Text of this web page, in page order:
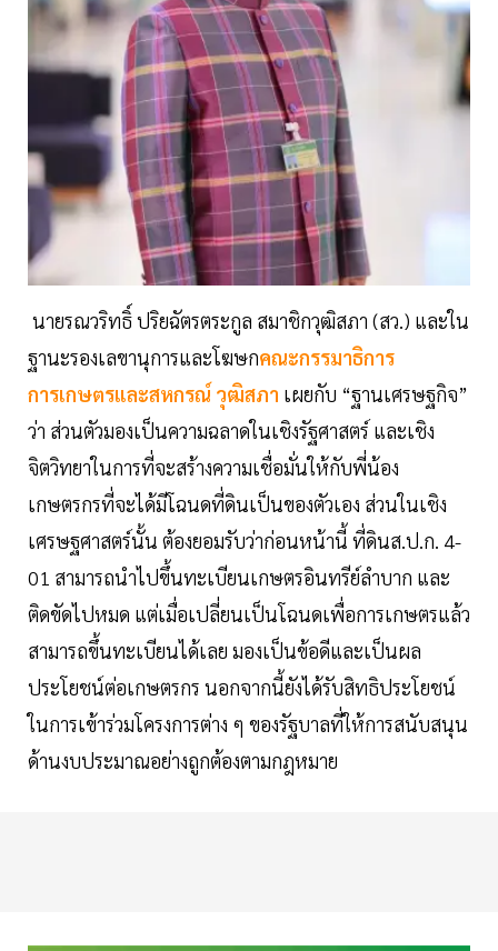
นายรณวริทธิ์ ปริยฉัตรตระกูล สมาชิกวุฒิสภา (สว.) และใน
ฐานะรองเลขานุการและโฆษกคณะกรรมาธิการ
การเกษตรและสหกรณ์ วุฒิสภา เผยกับ “ฐานเศรษฐกิจ”
ว่า ส่วนตัวมองเป็นความฉลาดในเชิงรัฐศาสตร์ และเชิง
จิตวิทยาในการที่จะสร้างความเชื่อมั่นให้กับพี่น้อง
เกษตรกรที่จะได้มีโฉนดที่ดินเป็นของตัวเอง ส่วนในเชิง
เศรษฐศาสตร์นั้น ต้องยอมรับว่าก่อนหน้านี้ ที่ดินส.ป.ก. 4-
01 สามารถนำไปขึ้นทะเบียนเกษตรอินทรีย์ลำบาก และ
ติดขัดไปหมด แต่เมื่อเปลี่ยนเป็นโฉนดเพื่อการเกษตรแล้ว
สามารถขึ้นทะเบียนได้เลย มองเป็นข้อดีและเป็นผล
ประโยชน์ต่อเกษตรกร นอกจากนี้ยังได้รับสิทธิประโยชน์
ในการเข้าร่วมโครงการต่าง ๆ ของรัฐบาลที่ให้การสนับสนุน
ด้านงบประมาณอย่างถูกต้องตามกฎหมาย